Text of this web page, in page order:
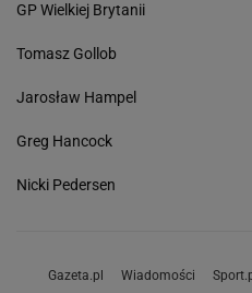
GP Wielkiej Brytanii
Tomasz Gollob
Jarosław Hampel
Greg Hancock
Nicki Pedersen
Gazeta.pl Wiadomości